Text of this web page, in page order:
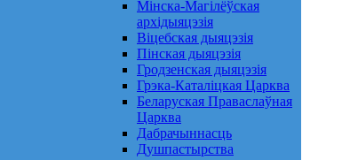
Мінска-Магілёўская
архідыяцэзія
Віцебская дыяцэзія
Пінская дыяцэзія
Гродзенская дыяцэзія
Грэка-Каталіцкая Царква
Беларуская Праваслаўная
Царква
Дабрачыннасць
Душпастырства